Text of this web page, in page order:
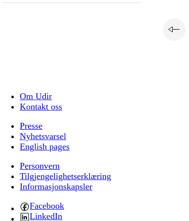
Om Udir
Kontakt oss
Presse
Nyhetsvarsel
English pages
Personvern
Tilgjengelighetserklæring
Informasjonskapsler
Facebook
LinkedIn